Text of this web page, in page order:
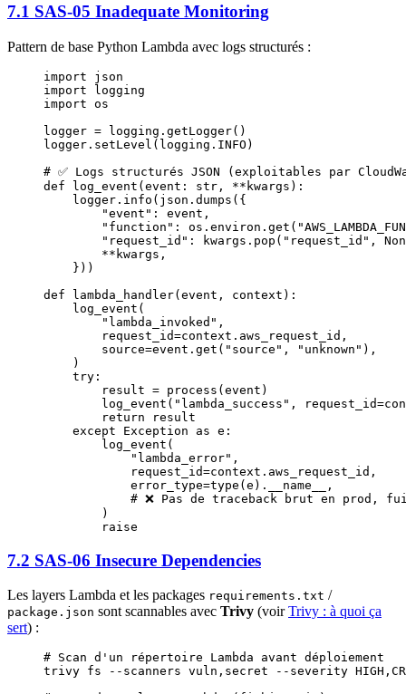
7.1 SAS-05 Inadequate Monitoring
Pattern de base Python Lambda avec logs structurés :
import json
import logging
import os
logger = logging.getLogger()
logger.setLevel(logging. INFO )
# ✅ Logs structurés JSON (exploitables par
def log_event (event: str , ** kwargs):
    logger.info(json.dumps({
        "event"
: event,
        "function"
: os.environ.get(
        "request_id"
: kwargs.pop( "request_id" ,
        **
kwargs,
    }))
def lambda_handler(event, context):
    log_event(
        "lambda_invoked"
,
        request_id
=context.aws_request_id,
        source
=event.get( "source" , "unknown" ),
    )
    try
:
        result
= process(event)
        log_event(
"lambda_success" , request_id=
        return
result
    except
Exception as e:
        log_event(
            "lambda_error"
,
            request_id
=context.aws_request_id,
            error_type
=type (e). __name__
,
# ❌ Pas de traceback brut en prod,
        )
        raise
7.2 SAS-06 Insecure Dependencies
Les layers Lambda et les packages requirements.txt /
package.json sont scannables avec Trivy (voirTrivy : à quoi ça
sert) :
# Scan d'un répertoire Lambda avant déploiement
trivy fs --scanners vuln,secret --severity